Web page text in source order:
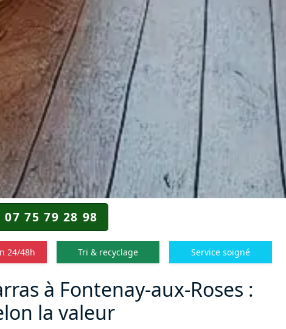
07 75 79 28 98
24/48h Tri & recyclage Service soigné
à Fontenay-aux-Roses :
la valeur